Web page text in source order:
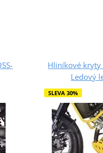
Hliníkové kryty
Ledový
SLEVA 30%